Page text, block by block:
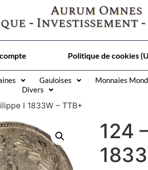
Aurum Omnes
- Investissement
Politique de cookies
Gauloises Monnaies
Divers
I 1833W – TTB+
124